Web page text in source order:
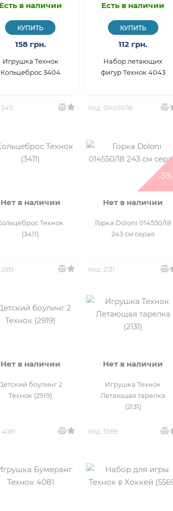
Есть в наличии
КУПИТЬ
158 грн.
Игрушка Технок
Кольцеброс 3404
Есть в наличии
КУПИТЬ
112 грн.
Набор летающих
фигур Технок 4043
Нет в наличии
Технок
(3411)
Код: 014550/18
-5%
Нет в наличии
Горка Doloni 014550/18
243 см серая
Нет в наличии
боулинг 2
Технок (2919)
Код: 2131
Нет в наличии
Игрушка Технок
Летающая тарелка
(2131)
Код: 5569